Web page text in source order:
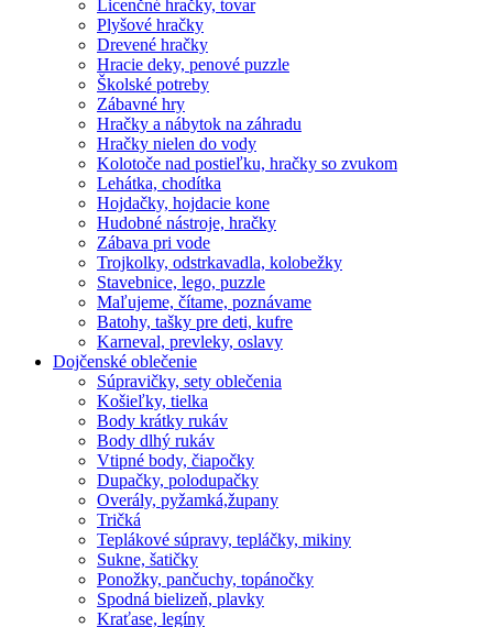
Licenčné hračky, tovar
Plyšové hračky
Drevené hračky
Hracie deky, penové puzzle
Školské potreby
Zábavné hry
Hračky a nábytok na záhradu
Hračky nielen do vody
Kolotoče nad postieľku, hračky so zvukom
Lehátka, chodítka
Hojdačky, hojdacie kone
Hudobné nástroje, hračky
Zábava pri vode
Trojkolky, odstrkavadla, kolobežky
Stavebnice, lego, puzzle
Maľujeme, čítame, poznávame
Batohy, tašky pre deti, kufre
Karneval, prevleky, oslavy
Dojčenské oblečenie
Súpravičky, sety oblečenia
Košieľky, tielka
Body krátky rukáv
Body dlhý rukáv
Vtipné body, čiapočky
Dupačky, polodupačky
Overály, pyžamká,župany
Tričká
Teplákové súpravy, tepláčky, mikiny
Sukne, šatičky
Ponožky, pančuchy, topánočky
Spodná bielizeň, plavky
Kraťase, legíny